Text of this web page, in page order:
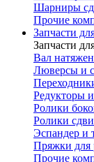
Шарниры
Прочие
Запчасти
Запчасти
Вал
Люверсы и
Редукторы
Ролики
Ролики
Эспандер и
Пряжки для
Прочие